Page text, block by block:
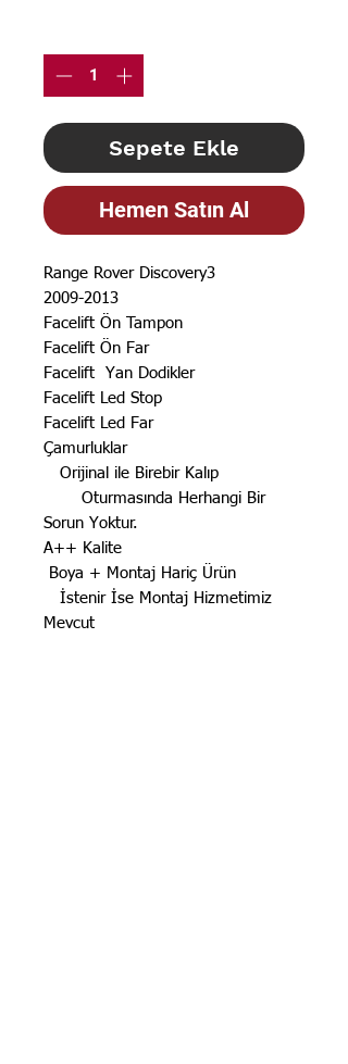
Sepete Ekle
Hemen Satın Al
Range Rover Discovery3
2009-2013
Facelift Ön Tampon
Facelift Ön Far
Facelift Yan Dodikler
Facelift Led Stop
Facelift Led Far
Çamurluklar
Orijinal ile Birebir Kalıp
Oturmasında Herhangi Bir
Sorun Yoktur.
A++ Kalite
Boya + Montaj Hariç Ürün
İstenir İse Montaj Hizmetimiz
Mevcut